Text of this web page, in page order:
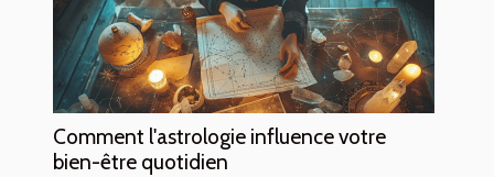
Comment l'astrologie influence votre
bien-être quotidien